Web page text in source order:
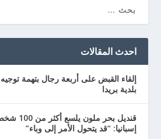
احدث المقالات
إلقاء القبض على أربعة رجال بتهمة
بلدية بريدا
قنديل
إسبانيا: “قد يتحول الأمر إلى وباء”